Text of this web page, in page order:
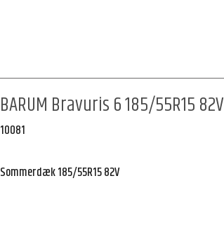
BARUM Bravuris 6 185/55R15 82V
10081
Sommerdæk 185/55R15 82V